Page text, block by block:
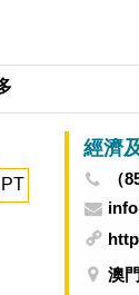
PT
經濟
（
澳